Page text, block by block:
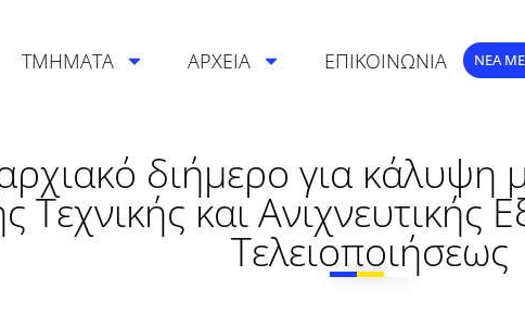
ΤΜΗΜΑΤΑ ΑΡΧΕΙΑ ΕΠΙΚΟΙΝΩΝΙΑ ΝΕΑ
διήμερο για κάλυψη
Τεχνικής και Ανιχνευτικής
Τελειοποιήσεως